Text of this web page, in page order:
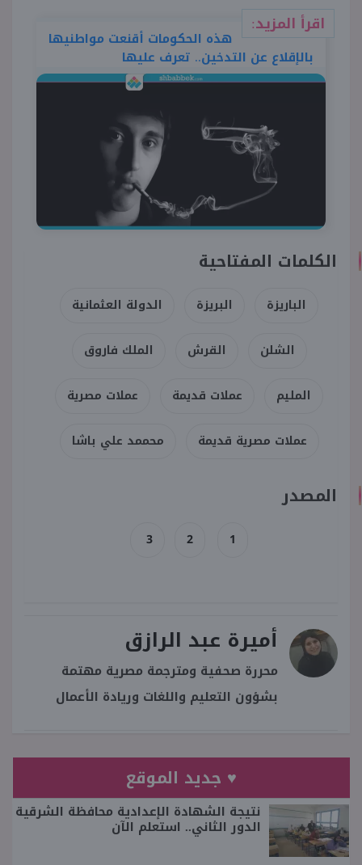
اقرأ المزيد:
هذه الحكومات أقنعت مواطنيها
بالإقلاع عن التدخين.. تعرف عليها
الكلمات المفتاحية
الباريزة البريزة الدولة العثمانية
الشلن القرش الملك فاروق
المليم عملات قديمة عملات مصرية
عملات مصرية قديمة محممد علي باشا
المصدر
1
2
3
أميرة عبد الرازق
محررة صحفية ومترجمة مصرية مهتمة
بشؤون التعليم واللغات وريادة الأعمال
♥ جديد الموقع
نتيجة الشهادة الإعدادية محافظة الشرقية
الدور الثاني.. استعلم الآن